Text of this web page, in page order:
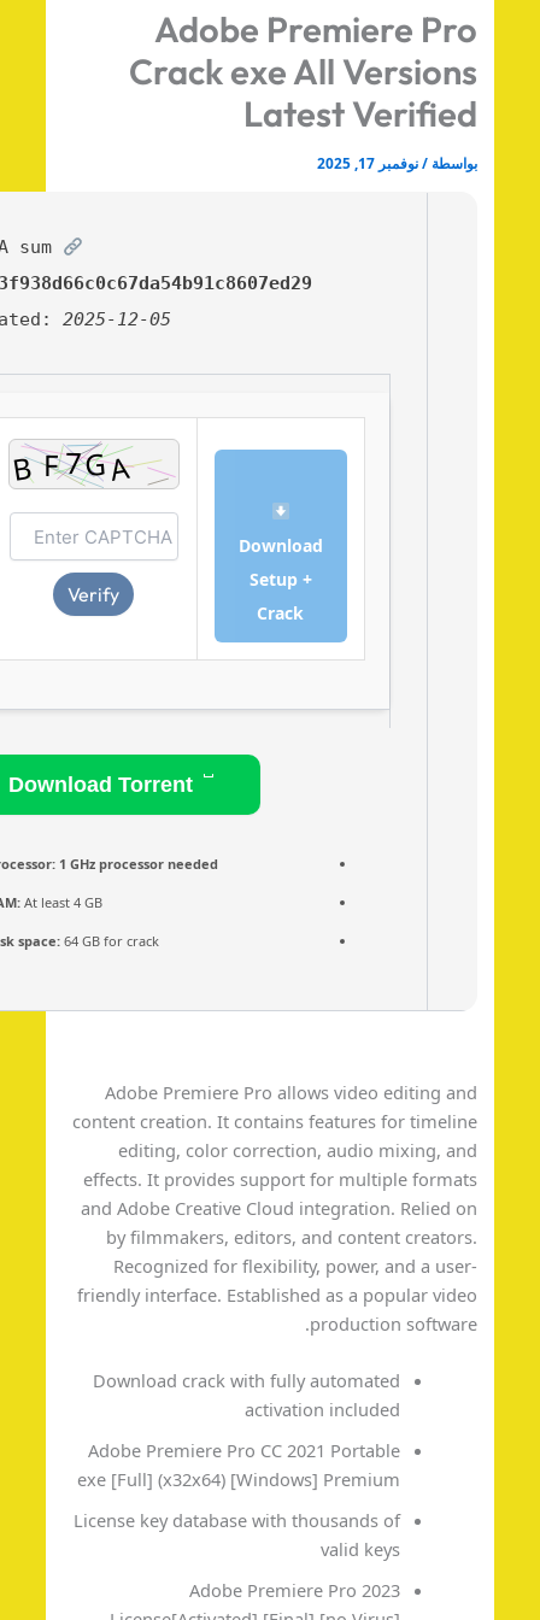
Adobe Premiere
Crack exe All
Latest
نوفمبر 17, 2025
0803f938d66c0c67da54b91c8607ed29
Updated:2025-12-05
Download
Processor:1 GHz processor needed
RAM:At least 4 GB
Disk space:64 GB for crack
Adobe Premiere Pro allows video editing
content creation. It contains features for
editing, color correction, audio mixing,
effects. It provides support for multiple
and Adobe Creative Cloud integration. Relied
by filmmakers, editors, and content
Recognized for flexibility, power, and a
friendly interface. Established as a popular
production
Download crack with fully automated
activation included
Adobe Premiere Pro CC 2021 Portable
exe [Full] (x32x64) [Windows] Premium
License key database with thousands of
valid keys
Adobe Premiere Pro 2023